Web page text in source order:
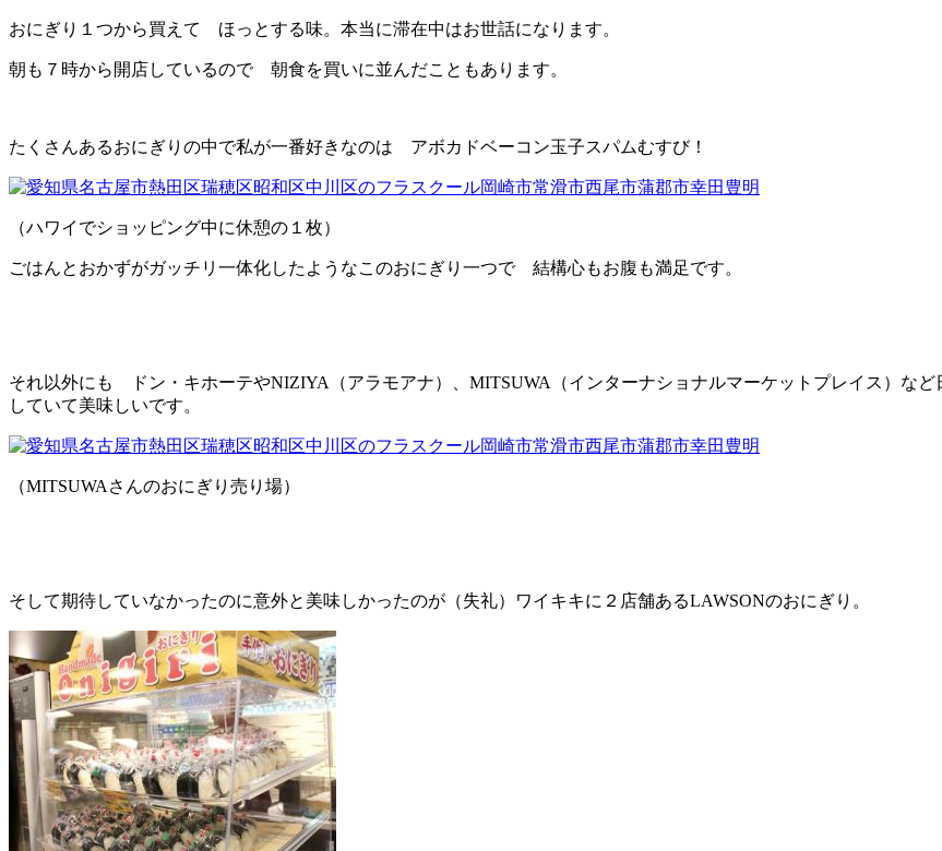
おにぎり１つから買えて ほっとする味。本当に滞在中はお世話になります。
朝も７時から開店しているので 朝食を買いに並んだこともあります。
たくさんあるおにぎりの中で私が一番好きなのは アボカドベーコン玉子スパムむすび！
（ハワイでショッピング中に休憩の１枚）
ごはんとおかずがガッチリ一体化したようなこのおにぎり一つで 結構心もお腹も満足です。
それ以外にも ドン・キホーテやNIZIYA（アラモアナ）、MITSUWA（インターナショナルマーケットプレイス）な
していて美味しいです。
（MITSUWAさんのおにぎり売り場）
そして期待していなかったのに意外と美味しかったのが（失礼）ワイキキに２店舗あるLAWSONのおにぎり。